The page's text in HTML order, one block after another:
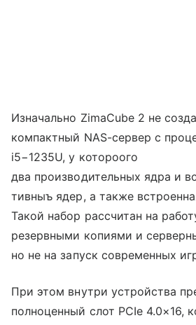
Изначально ZimaCube 2 не
компактный NAS-сервер с
i5−1235U, у котороого
два производительных ядра и
тивныъ ядер, а также
Такой набор рассчитан на
резервными копиями и
но не на запуск современных
При этом внутри устройства
полноценный слот PCIe 4.0×16,